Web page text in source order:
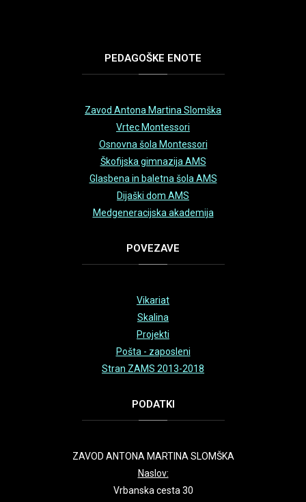
PEDAGOŠKE ENOTE
Zavod Antona Martina Slomška
Vrtec Montessori
Osnovna šola Montessori
Škofijska gimnazija AMS
Glasbena in baletna šola AMS
Dijaški dom AMS
Medgeneracijska akademija
POVEZAVE
Vikariat
Skalina
Projekti
Pošta - zaposleni
Stran ZAMS 2013-2018
PODATKI
ZAVOD ANTONA MARTINA SLOMŠKA
Naslov:
Vrbanska cesta 30